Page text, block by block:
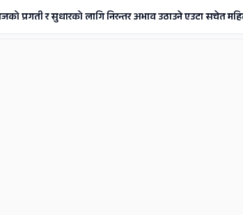
प्रगती र सुधारको लागि निरन्तर अभाव उठाउने एउटा सचेत